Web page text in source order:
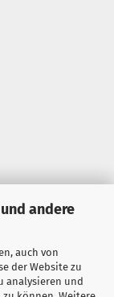
andere
auch von
der Website zu
analysieren und